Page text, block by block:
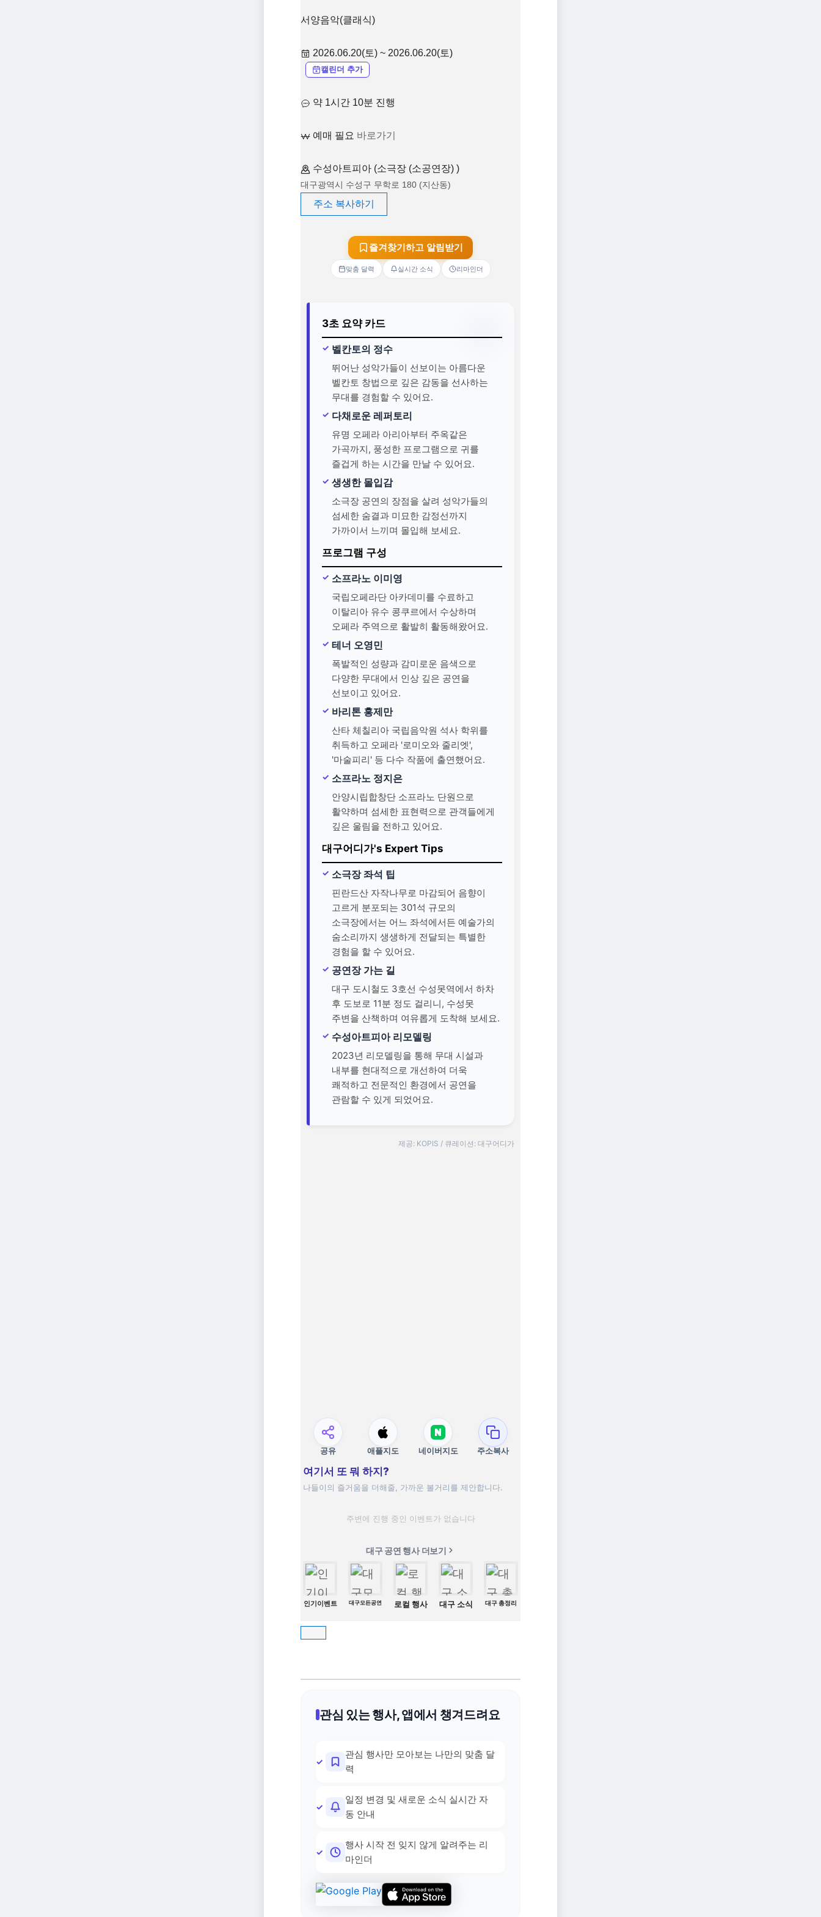
서양음악(클래식)
2026.06.20(토) ~ 2026.06.20(토)
캘린더 추가
약 1시간 10분 진행
예매 필요 바로가기
수성아트피아 (소극장 (소공연장) )
대구광역시 수성구 무학로 180 (지산동)
주소 복사하기
즐겨찾기하고 알림받기
맞춤 달력 실시간 소식 리마인더
3초 요약 카드
벨칸토의 정수
뛰어난 성악가들이 선보이는 아름다운
벨칸토 창법으로 깊은 감동을 선사하는
무대를 경험할 수 있어요.
다채로운 레퍼토리
유명 오페라 아리아부터 주옥같은
가곡까지, 풍성한 프로그램으로 귀를
즐겁게 하는 시간을 만날 수 있어요.
생생한 몰입감
소극장 공연의 장점을 살려 성악가들의
섬세한 숨결과 미묘한 감정선까지
가까이서 느끼며 몰입해 보세요.
프로그램 구성
소프라노 이미영
국립오페라단 아카데미를 수료하고
이탈리아 유수 콩쿠르에서 수상하며
오페라 주역으로 활발히 활동해왔어요.
테너 오영민
폭발적인 성량과 감미로운 음색으로
다양한 무대에서 인상 깊은 공연을
선보이고 있어요.
바리톤 홍제만
산타 체칠리아 국립음악원 석사 학위를
취득하고 오페라 '로미오와 줄리엣',
'마술피리' 등 다수 작품에 출연했어요.
소프라노 정지은
안양시립합창단 소프라노 단원으로
활약하며 섬세한 표현력으로 관객들에게
깊은 울림을 전하고 있어요.
대구어디가's Expert Tips
소극장 좌석 팁
핀란드산 자작나무로 마감되어 음향이
고르게 분포되는 301석 규모의
소극장에서는 어느 좌석에서든 예술가의
숨소리까지 생생하게 전달되는 특별한
경험을 할 수 있어요.
공연장 가는 길
대구 도시철도 3호선 수성못역에서 하차
후 도보로 11분 정도 걸리니, 수성못
주변을 산책하며 여유롭게 도착해 보세요.
수성아트피아 리모델링
2023년 리모델링을 통해 무대 시설과
내부를 현대적으로 개선하여 더욱
쾌적하고 전문적인 환경에서 공연을
관람할 수 있게 되었어요.
제공: KOPIS / 큐레이션: 대구어디가
공유 애플지도 네이버지도 주소복사
여기서 또 뭐 하지?
나들이의 즐거움을 더해줄, 가까운 볼거리를 제안합니다.
주변에 진행 중인 이벤트가 없습니다
대구 공연 행사 더보기
인기이벤트 대구모든공연 로컬 행사 대구 소식 대구 총정리
관심 있는 행사, 앱에서 챙겨드려요
관심 행사만 모아보는 나만의 맞춤 달
력
일정 변경 및 새로운 소식 실시간 자
동 안내
행사 시작 전 잊지 않게 알려주는 리
마인더